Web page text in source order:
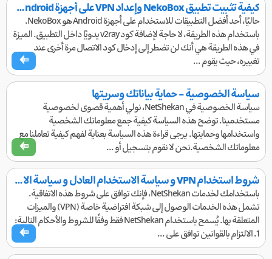
كيفية تثبيت تطبيق NekoBox وإعداد VPN على أجهزة Android بسهولة
حاليًا، أحد أفضل التطبيقات للاستخدام على أجهزة Android هو NekoBox.
باستخدام هذه الطريقة، لا حاجة لإضافة كود v2ray يدويًا داخل التطبيق. الميزة
في هذه الطريقة هي أنك لن تضطر إلى إدخال كود الاتصال مرة أخرى عند
تغييره، حيث يقوم ...
سياسة الخصوصية - حماية بياناتك وسريتها
سياسة الخصوصية في NetShekan، نولي أهمية قصوى لخصوصية
مستخدمينا. توضح هذه السياسة كيفية جمع معلوماتك الشخصية
واستخدامها وحمايتها. يرجى قراءة هذه السياسة بعناية لفهم كيفية تعاملنا مع
معلوماتك الشخصية.نحن لا نقوم بتسجيل أو ...
شروط استخدام VPN و سياسة الاستخدام العادل و سياسة الاسترداد
باستخدامك لخدمات NetShekan، فإنك توافق على شروط هذه الاتفاقية.
تشمل هذه الخدمات الوصول إلى شبكة افتراضية خاصة (VPN) والميزات
المتعلقة بها. يُسمح باستخدام NetShekan فقط وفقًا للشروط والأحكام التالية:
1. الالتزام بالقوانين توافق على ...